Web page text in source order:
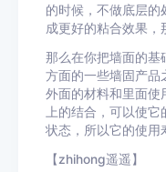
的时候，不做底层的
成更好的粘合效果，
那么在你把墙面的基
方面的一些墙固产品
外面的材料和里面使
上的结合，可以使
状态，所以它的使用
【zhihong遥遥】